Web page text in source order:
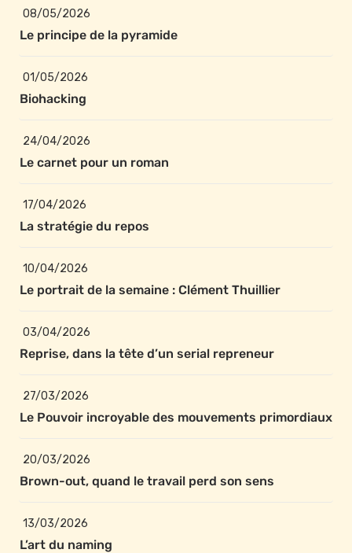
Le principe de la pyramide
08/05/2026
Biohacking
01/05/2026
Le carnet pour un roman
24/04/2026
La stratégie du repos
17/04/2026
Le portrait de la semaine : Clément Thuillier
10/04/2026
Reprise, dans la tête d’un serial repreneur
03/04/2026
Le Pouvoir incroyable des mouvements primordiaux
27/03/2026
Brown-out, quand le travail perd son sens
20/03/2026
L’art du naming
13/03/2026